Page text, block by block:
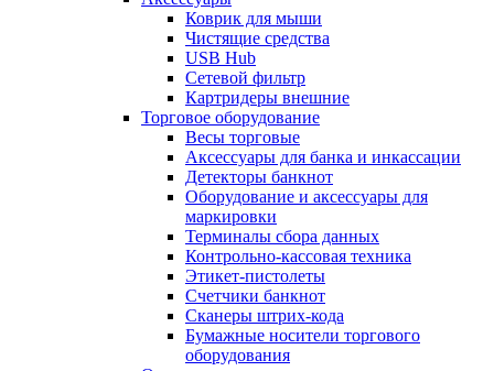
Коврик для мыши
Чистящие средства
USB Hub
Сетевой фильтр
Картридеры внешние
Торговое оборудование
Весы торговые
Аксессуары для банка и инкассации
Детекторы банкнот
Оборудование и аксессуары для
маркировки
Терминалы сбора данных
Контрольно-кассовая техника
Этикет-пистолеты
Счетчики банкнот
Сканеры штрих-кода
Бумажные носители торгового
оборудования